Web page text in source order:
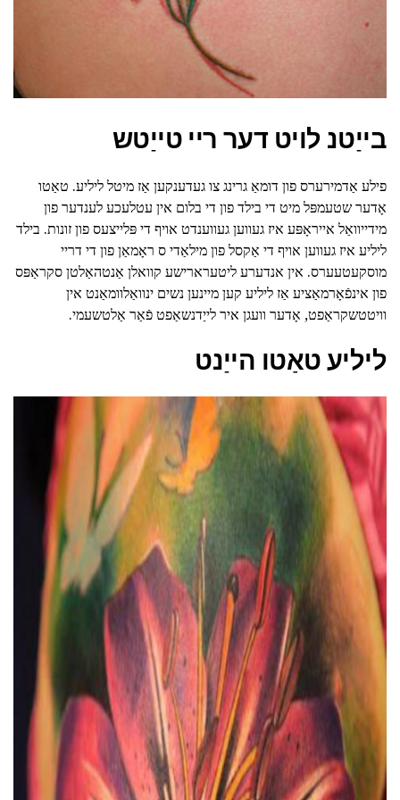
בייַטנ לויט דער ריי טייַטש
פילע אַדמירערס פון דומאַ גרינג צו געדענקען אַז מיטל ליליע. טאַטו
אָדער שטעמפּל מיט די בילד פון די בלום אין עטלעכע לענדער פון
מידייוואַל אייראָפּע איז געווען געווענדט אויף די פּלייצעס פון זונות. בילד
ליליע איז געווען אויף די אַקסל פון מילאַדי ס ראָמאַן פון די דריי
מוסקעטעערס. אין אנדערע ליטערארישע קוואלן אַנטהאַלטן סקראַפּס
פון אינפֿאָרמאַציע אַז ליליע קען מיינען נשים ינוואַלוומאַנט אין
וויטטשקראַפט, אָדער וועגן איר לייַדנשאַפט פֿאַר אַלטשעמי.
ליליע טאַטו הייַנט